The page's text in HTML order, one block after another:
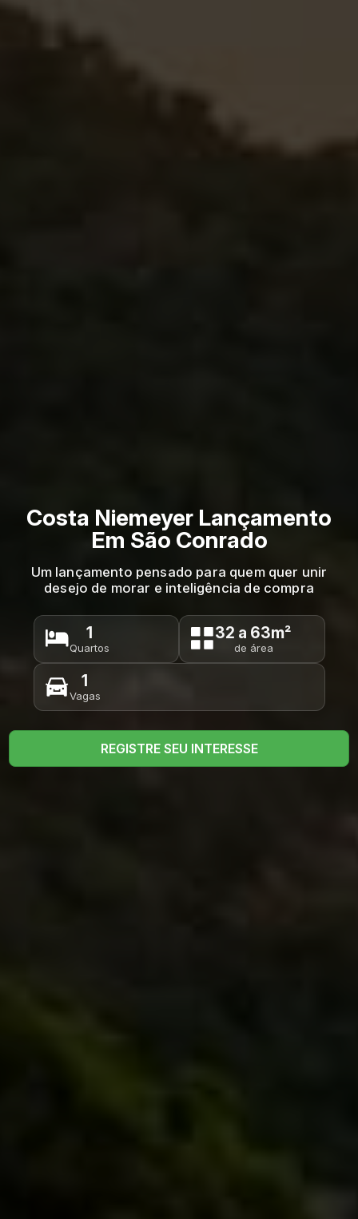
Costa Niemeyer Lançamento
Em São Conrado
Um lançamento pensado para quem quer unir
desejo de morar e inteligência de compra
1
Quartos
32 a 63m²
de área
1
Vagas
REGISTRE SEU INTERESSE